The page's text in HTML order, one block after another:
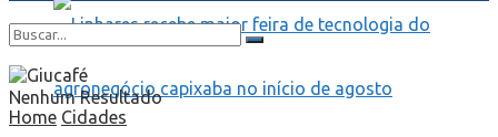
Nenhum Resultado
Home Cidades